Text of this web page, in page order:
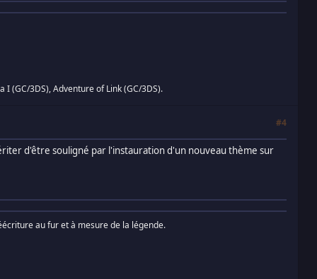
I (GC/3DS), Adventure of Link (GC/3DS).
#4
d'être souligné par l'instauration d'un nouveau thème sur
au fur et à mesure de la légende.